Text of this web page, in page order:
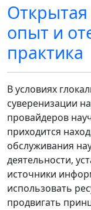
опыт и
практика
В условиях
суверенизации
провайдеров
приходится
обслуживания
деятельности,
источники
использовать
продвигать